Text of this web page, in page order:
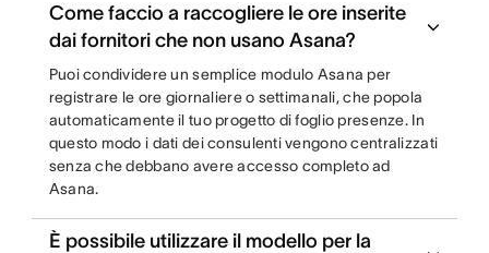
Come faccio a raccogliere le ore inserite
dai fornitori che non usano Asana?
Puoi condividere un semplice modulo Asana per
registrare le ore giornaliere o settimanali, che popola
automaticamente il tuo progetto di foglio presenze. In
questo modo i dati dei consulenti vengono centralizzati
senza che debbano avere accesso completo ad
Asana.
È possibile utilizzare il modello per la